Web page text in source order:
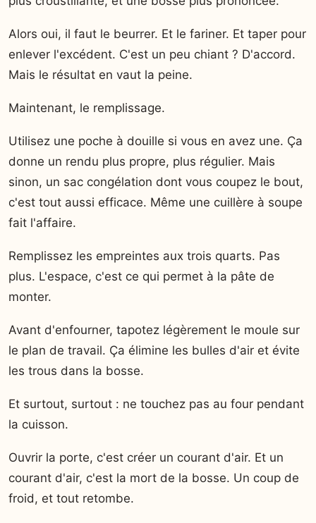
Alors oui, il faut le beurrer. Et le fariner. Et taper pour
enlever l'excédent. C'est un peu chiant ? D'accord.
Mais le résultat en vaut la peine.
Maintenant, le remplissage.
Utilisez une poche à douille si vous en avez une. Ça
donne un rendu plus propre, plus régulier. Mais
sinon, un sac congélation dont vous coupez le bout,
c'est tout aussi efficace. Même une cuillère à soupe
fait l'affaire.
Remplissez les empreintes aux trois quarts. Pas
plus. L'espace, c'est ce qui permet à la pâte de
monter.
Avant d'enfourner, tapotez légèrement le moule sur
le plan de travail. Ça élimine les bulles d'air et évite
les trous dans la bosse.
Et surtout, surtout : ne touchez pas au four pendant
la cuisson.
Ouvrir la porte, c'est créer un courant d'air. Et un
courant d'air, c'est la mort de la bosse. Un coup de
froid, et tout retombe.